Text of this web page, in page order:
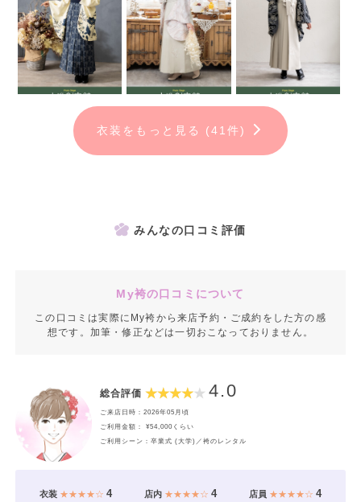
衣装をもっと見る (41件)
みんなの口コミ評価
My袴の口コミについて
この口コミは実際にMy袴から来店予約・ご成約をした方の感
想です。加筆・修正などは一切おこなっておりません。
総合評価 4.0
ご来店日時：2026年05月頃
ご利用金額： ¥54,000くらい
ご利用シーン：卒業式 (大学)／袴のレンタル
衣装★★★★☆ 4 店内★★★★☆ 4 店員 ★★★★☆4